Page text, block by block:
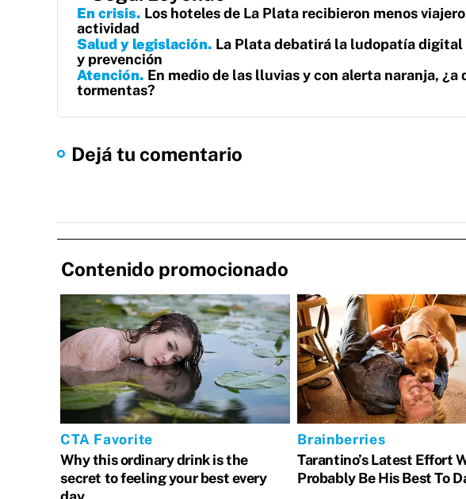
En crisis Los hoteles de La Plata recibieron menos
actividad
Salud y legislación La Plata debatirá la ludopatía
y prevención
Atención En medio de las lluvias y con alerta naranja, ¿a
tormentas?
Dejá tu comentario